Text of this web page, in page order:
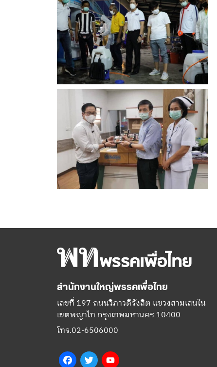
สำนักงานใหญ่พรรคเพื่อไทย
เลขที่ 197 ถนนวิภาวดีรังสิต แขวงสามเสนใน
เขตพญาไท กรุงเทพมหานคร 10400
โทร.02-6506000
FacebookTwitter